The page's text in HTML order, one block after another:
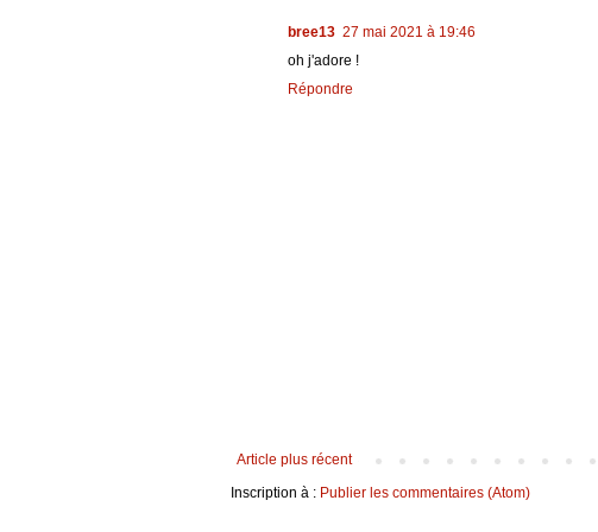
bree13 27 mai 2021 à 19:46
oh j'adore !
Répondre
Article plus récent
Inscription à : Publier les commentaires (Atom)